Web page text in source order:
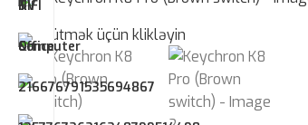
Böyütmək üçün klikləyin